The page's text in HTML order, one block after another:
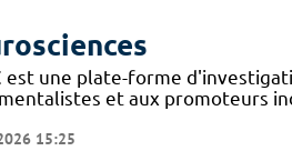
est une plate-forme
et aux promoteurs
15:25